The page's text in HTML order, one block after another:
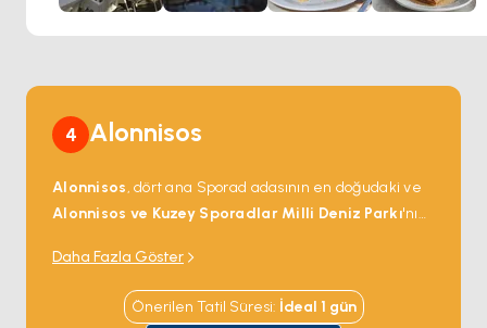
4 Alonnisos
Alonnisos, dört ana Sporad adasının en doğudaki ve
Alonnisos ve Kuzey Sporadlar Milli Deniz Parkı'nın
alanı; yaklaşık 40 Akdeniz keşiş foku (
, dünyadaki en nadir memelilerden biri,
küresel olarak 700'den az) popülasyonunu korumak
Daha Fazla Göster
Önerilen Tatil Süresi: İdeal 1 gün